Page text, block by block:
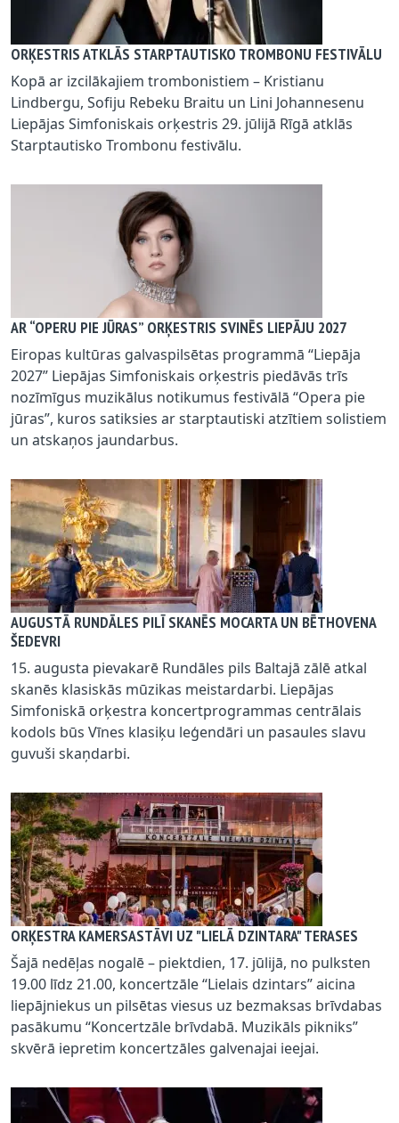
ORĶESTRIS ATKLĀS STARPTAUTISKO TROMBONU FESTIVĀLU
Kopā ar izcilākajiem trombonistiem – Kristianu
Lindbergu, Sofiju Rebeku Braitu un Lini Johannesenu
Liepājas Simfoniskais orķestris 29. jūlijā Rīgā atklās
Starptautisko Trombonu festivālu.
AR “OPERU PIE JŪRAS” ORĶESTRIS SVINĒS LIEPĀJU 2027
Eiropas kultūras galvaspilsētas programmā “Liepāja
2027” Liepājas Simfoniskais orķestris piedāvās trīs
nozīmīgus muzikālus notikumus festivālā “Opera pie
jūras”, kuros satiksies ar starptautiski atzītiem solistiem
un atskaņos jaundarbus.
AUGUSTĀ RUNDĀLES PILĪ SKANĒS MOCARTA UN BĒTHOVENA
ŠEDEVRI
15. augusta pievakarē Rundāles pils Baltajā zālē atkal
skanēs klasiskās mūzikas meistardarbi. Liepājas
Simfoniskā orķestra koncertprogrammas centrālais
kodols būs Vīnes klasiķu leģendāri un pasaules slavu
guvuši skaņdarbi.
ORĶESTRA KAMERSASTĀVI UZ "LIELĀ DZINTARA" TERASES
Šajā nedēļas nogalē – piektdien, 17. jūlijā, no pulksten
19.00 līdz 21.00, koncertzāle “Lielais dzintars” aicina
liepājniekus un pilsētas viesus uz bezmaksas brīvdabas
pasākumu “Koncertzāle brīvdabā. Muzikāls pikniks”
skvērā iepretim koncertzāles galvenajai ieejai.